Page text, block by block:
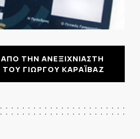
ΤΗΝ ΑΝΕΞΙΧΝΙΑΣΤΗ
ΓΙΩΡΓΟΥ ΚΑΡΑΪΒΑΖ